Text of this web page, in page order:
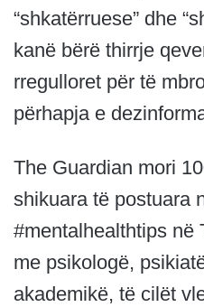
“shkatërruese” dhe
kanë bërë thirrje
rregulloret për të
përhapja e
The Guardian mori
shikuara të postuara
#mentalhealthtips në
me psikologë,
akademikë, të cilët